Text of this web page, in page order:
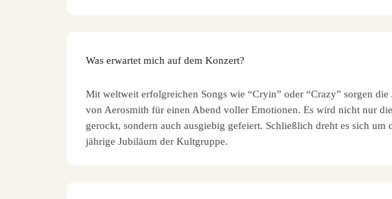
Was erwartet mich auf dem Konzert?
Mit weltweit erfolgreichen Songs wie “Cryin” oder “Crazy” sorgen die
von Aerosmith für einen Abend voller Emotionen. Es wird nicht nur
gerockt, sondern auch ausgiebig gefeiert. Schließlich dreht es sich um
jährige Jubiläum der Kultgruppe.